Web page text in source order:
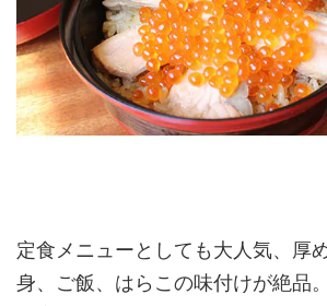
定食メニューとしても大人気、厚
身、ご飯、はらこの味付けが絶品。